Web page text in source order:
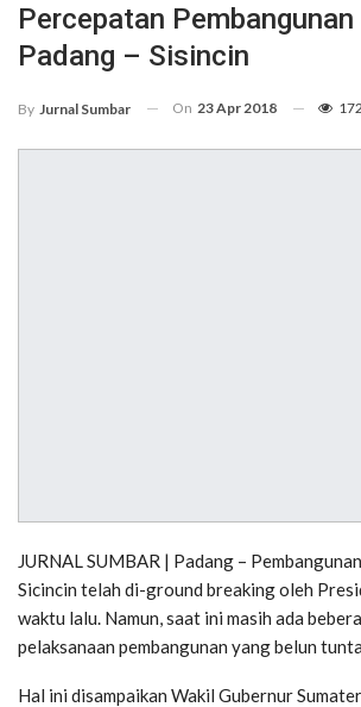
Percepatan Pembangunan
Padang – Sisincin
By Jurnal Sumbar On 23 Apr 2018 172
JURNAL SUMBAR | Padang –
Sicincin telah di-ground breaking oleh
waktu lalu. Namun, saat ini masih ada
pelaksanaan pembangunan yang belun
Hal ini disampaikan Wakil Gubernur